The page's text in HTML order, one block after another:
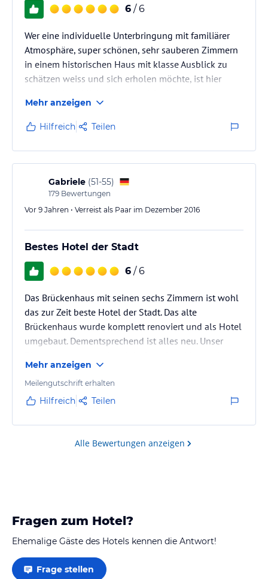
6 / 6
Wer eine individuelle Unterbringung mit familiärer
Atmosphäre, super schönen, sehr sauberen Zimmern
in einem historischen Haus mit klasse Ausblick zu
schätzen weiss und sich erholen möchte, ist hier
persönliche Ansprache, sehr herzliche und
freundliche Mitarbeiterinnen und eine historische
Umgebung runden den Erholungsurlaub ab. Sehr zu
empfehlen !
Mehr anzeigen
Hilfreich Teilen
Gabriele (51-55)
179 Bewertungen
Vor 9 Jahren • Verreist als Paar im Dezember 2016
Bestes Hotel der Stadt
6 / 6
Das Brückenhaus mit seinen sechs Zimmern ist wohl
das zur Zeit beste Hotel der Stadt. Das alte
Brückenhaus wurde komplett renoviert und als Hotel
umgebaut. Dementsprechend ist alles neu. Unser
wundervollen Blick auf den historischen
Binnenhafen der Stadt. Das Brückenhaus ist nur
wenige Minuten zu Fuß vom historischen Stadtkern
das von der sehr freundlichen und ambitionierten
Inhaberin persönlich serviert wird.
Mehr anzeigen
Meilengutschrift erhalten
Hilfreich Teilen
Alle Bewertungen anzeigen
Fragen zum Hotel?
Ehemalige Gäste des Hotels kennen die Antwort!
Frage stellen